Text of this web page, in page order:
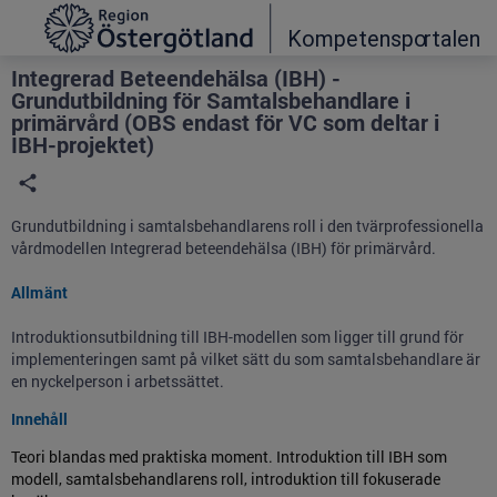
Grade
Portal
Integrerad Beteendehälsa (IBH) -
Grundutbildning för Samtalsbehandlare i
primärvård (OBS endast för VC som deltar i
IBH-projektet)
Grundutbildning i samtalsbehandlarens roll i den tvärprofessionella
vårdmodellen Integrerad beteendehälsa (IBH) för primärvård.
Allmänt
Introduktionsutbildning till IBH-modellen som ligger till grund för
implementeringen samt på vilket sätt du som samtalsbehandlare är
en nyckelperson i arbetssättet.
Innehåll
Teori blandas med praktiska moment. Introduktion till IBH som
modell, samtalsbehandlarens roll, introduktion till fokuserade